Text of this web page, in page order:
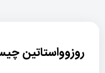
روزوواستاتین